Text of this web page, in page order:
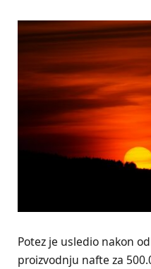
Potez je usledio nakon
proizvodnju nafte za